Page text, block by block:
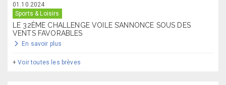
01.10.2024
Sports & Loisirs
LE 32ÈME CHALLENGE VOILE S’ANNONCE SOUS DES
VENTS FAVORABLES
En savoir plus
+Voir toutes les brèves